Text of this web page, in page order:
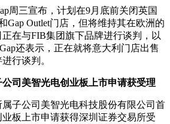
三宣布，计划在9月底前关闭英国
Gap Outlet门店，但将维持其在欧洲的
在与FIB集团旗下品牌进行谈判，以
还表示，正在就将意大利门店出售
行谈判。
司美智光电创业板上市申请获受理
公司美智光电科技股份有限公司首
板上市申请获得深圳证券交易所受